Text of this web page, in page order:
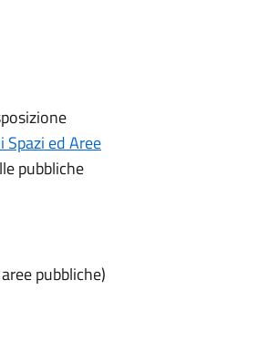
Spazi ed Aree
pubbliche
pubbliche)